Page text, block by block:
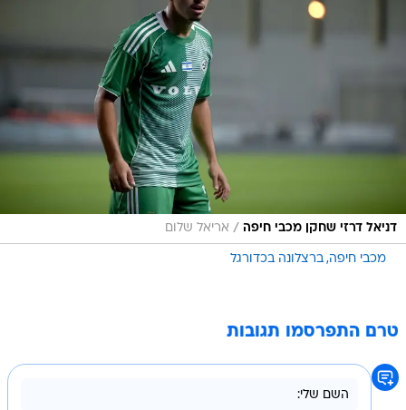
דניאל דרזי שחקן מכבי חיפה / אריאל שלום
מכבי חיפה ברצלונה בכדורגל
טרם התפרסמו תגובות